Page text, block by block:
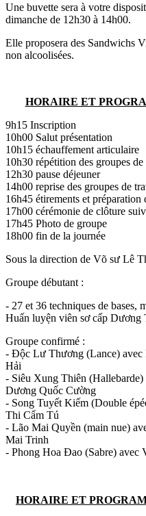
Une buvette sera à votre
dimanche de 12h30 à 14h00.
Elle proposera des Sandwichs
non alcoolisées.
HORAIRE ET
9h15 Inscription
10h00 Salut présentation
10h15 échauffement articulaire
10h30 répétition des groupes
12h30 pause déjeuner
14h00 reprise des groupes de
16h45 étirements et préparation
17h00 cérémonie de clôture
17h45 Photo de groupe
18h00 fin de la journée
Sous la direction de Võ sư Lê
Groupe débutant :
- 27 et 36 techniques de bases,
Huấn luyện viên sơ cấp
Groupe confirmé :
- Độc Lư Thương (Lance) avec
Hải
- Siêu Xung Thiên
Dương Quốc Cường
- Song Tuyết Kiếm (Double
Thi Cẩm Tú
- Lão Mai Quyền (main nue)
Mai Trinh
- Phong Hoa Đao (Sabre) avec
HORAIRE ET